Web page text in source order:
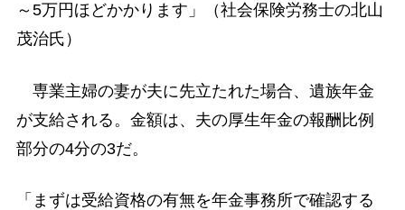
～5万円ほどかかります」（社会保険労務士の北山
茂治氏）
専業主婦の妻が夫に先立たれた場合、遺族年金
が支給される。金額は、夫の厚生年金の報酬比例
部分の4分の3だ。
「まずは受給資格の有無を年金事務所で確認する